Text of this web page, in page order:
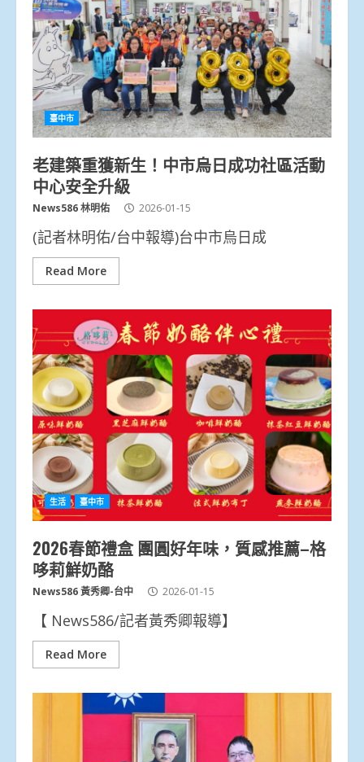
臺中市
老建築重獲新生！中市烏日成功社區活動
中心安全升級
News586 林明佑 2026-01-15
(記者林明佑/台中報導)台中市烏日成
Read More
生活 臺中市
2026春節禮盒 團圓好年味，質感推薦–格
哆莉鮮奶酪
News586 黃秀卿-台中 2026-01-15
【 News586/記者黃秀卿報導】
Read More